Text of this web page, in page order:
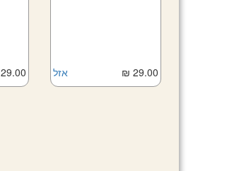
אזל 29.00 ₪
29.00 ₪